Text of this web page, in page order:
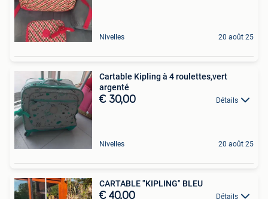
Nivelles 20 août 25
Cartable Kipling à 4 roulettes,vert
argenté
€ 30,00 Détails
Nivelles 20 août 25
CARTABLE "KIPLING" BLEU
€ 40,00 Détails